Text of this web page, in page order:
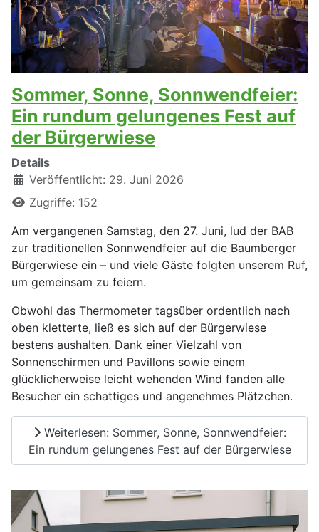
Sommer, Sonne, Sonnwendfeier:
Ein rundum gelungenes Fest auf
der Bürgerwiese
Details
Veröffentlicht: 29. Juni 2026
Zugriffe: 152
Am vergangenen Samstag, den 27. Juni, lud der BAB
zur traditionellen Sonnwendfeier auf die Baumberger
Bürgerwiese ein – und viele Gäste folgten unserem Ruf,
um gemeinsam zu feiern.
Obwohl das Thermometer tagsüber ordentlich nach
oben kletterte, ließ es sich auf der Bürgerwiese
bestens aushalten. Dank einer Vielzahl von
Sonnenschirmen und Pavillons sowie einem
glücklicherweise leicht wehenden Wind fanden alle
Besucher ein schattiges und angenehmes Plätzchen.
Weiterlesen: Sommer, Sonne, Sonnwendfeier:
Ein rundum gelungenes Fest auf der Bürgerwiese